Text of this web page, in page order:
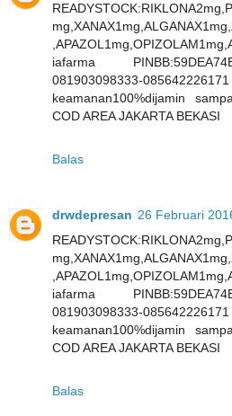
iafarma
081903098333-
keamanan100%dijamin
COD AREA JAKARTA BEKASI
Balas
drwdepresan 26 Februari
iafarma
081903098333-
keamanan100%dijamin
COD AREA JAKARTA BEKASI
Balas